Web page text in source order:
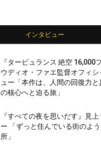
インタビュー
『タービュランス 絶空 16,000
ウディオ・ファエ監督オフィ
ュー「本作は、人間の回復力と
の核心へと迫る旅」
『すべての夜を思いだす』見
ー 「ずっと住んでいる街のよ
所」